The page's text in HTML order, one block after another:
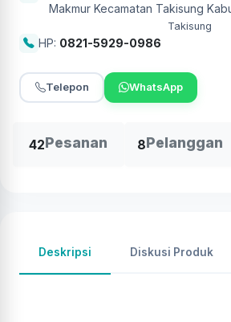
Makmur Kecamatan Takisung
Takisung
HP: 0821-5929-0986
Telepon WhatsApp
42Pesanan 8Pelanggan
Deskripsi Diskusi Produk